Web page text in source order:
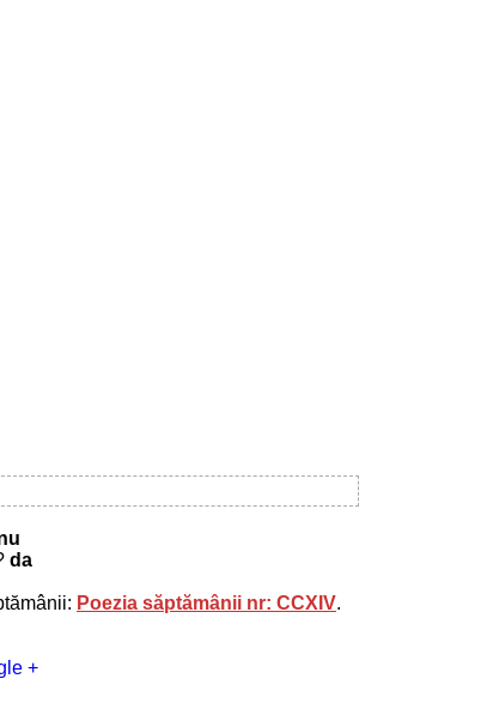
da
Poezia săptămânii nr: CCXIV.